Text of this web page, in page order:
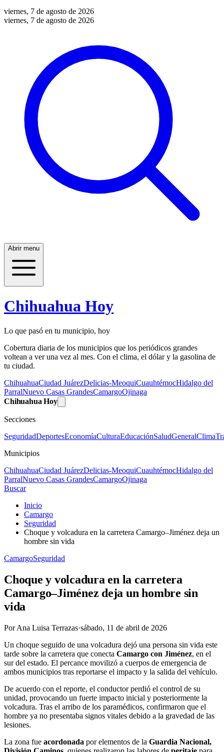
viernes, 7 de agosto de 2026
viernes, 7 de agosto de 2026
Abrir menu
Chihuahua Hoy
Lo que pasó en tu municipio, hoy
Cobertura diaria de los municipios que los periódicos grandes
voltean a ver una vez al mes. Con el clima, el dólar y la gasolina de
tu ciudad.
ChihuahuaCiudad JuárezDelicias-MeoquiCuauhtémocHidalgo del
ParralNuevo Casas GrandesCamargoOjinaga
Chihuahua Hoy
Secciones
SeguridadDeportesEconomíaCulturaEducaciónSaludGeneralClima
Municipios
ChihuahuaCiudad JuárezDelicias-MeoquiCuauhtémocHidalgo del
ParralNuevo Casas GrandesCamargoOjinaga
Buscar
Inicio
Camargo
Seguridad
Choque y volcadura en la carretera Camargo–Jiménez deja un
hombre sin vida
CamargoSeguridad
Choque y volcadura en la carretera
Camargo–Jiménez deja un hombre sin
vida
PorAna Luisa Terrazas·sábado, 11 de abril de 2026
Un choque seguido de una volcadura dejó una persona sin vida este
tarde sobre la carretera que conecta Camargo con Jiménez, en el
sur del estado. El percance movilizó a cuerpos de emergencia de
ambos municipios tras reportarse el impacto y la salida del vehículo.
De acuerdo con el reporte, el conductor perdió el control de su
unidad, provocando un fuerte impacto inicial y posteriormente la
volcadura. Tras el arribo de los paramédicos, confirmaron que el
hombre ya no presentaba signos vitales debido a la gravedad de las
lesiones.
La zona fue acordonada por elementos de la Guardia Nacional,